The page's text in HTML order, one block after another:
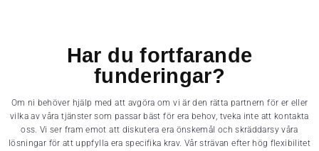
Har du fortfarande
funderingar?
Om ni behöver hjälp med att avgöra om vi är den rätta partnern för er eller
vilka av våra tjänster som passar bäst för era behov, tveka inte att kontakta
oss. Vi ser fram emot att diskutera era önskemål och skräddarsy våra
lösningar för att uppfylla era specifika krav. Vår strävan efter hög flexibilitet